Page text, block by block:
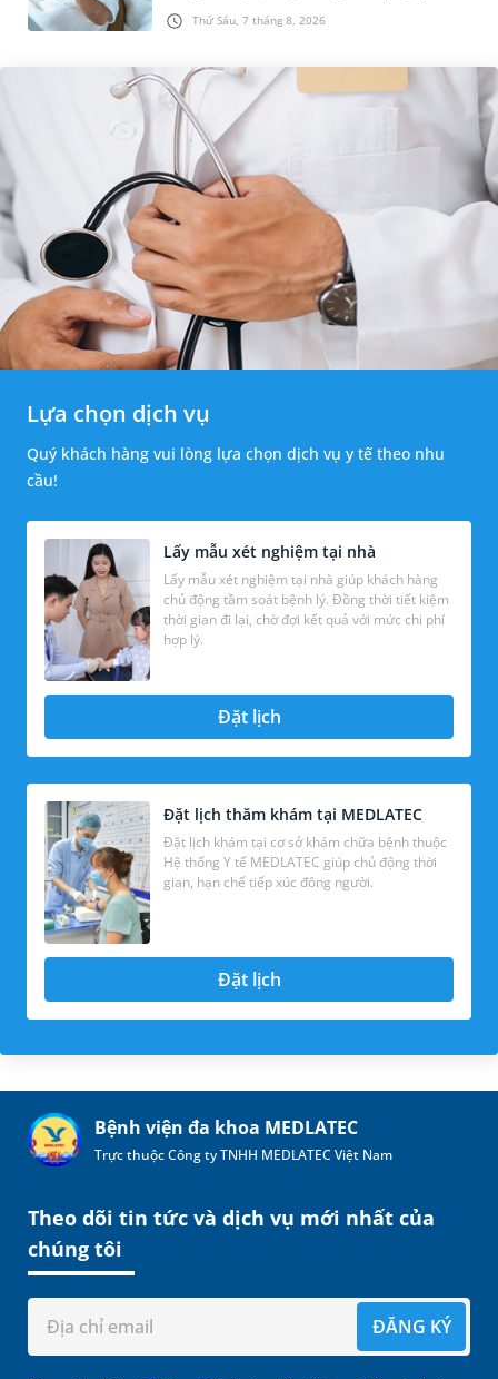
Thứ Sáu, 7 tháng 8, 2026
thường bùng phát vào thời điểm giao mùa. Khi
những tổn thương ban đầ...
Lựa chọn dịch vụ
Quý khách hàng vui lòng lựa chọn dịch vụ y tế theo nhu
cầu!
Lấy mẫu xét nghiệm tại nhà
Lấy mẫu xét nghiệm tại nhà giúp khách hàng
chủ động tầm soát bệnh lý. Đồng thời tiết kiệm
thời gian đi lại, chờ đợi kết quả với mức chi phí
hợp lý.
Đặt lịch
Đặt lịch thăm khám tại MEDLATEC
Đặt lịch khám tại cơ sở khám chữa bệnh thuộc
Hệ thống Y tế MEDLATEC giúp chủ động thời
gian, hạn chế tiếp xúc đông người.
Đặt lịch
Bệnh viện đa khoa MEDLATEC
Trực thuộc Công ty TNHH MEDLATEC Việt Nam
Theo dõi tin tức và dịch vụ mới nhất của
chúng tôi
ĐĂNG KÝ